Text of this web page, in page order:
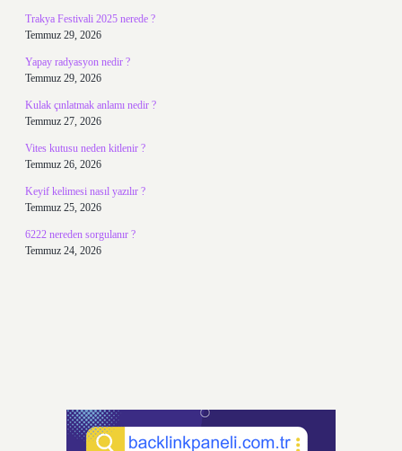
Trakya Festivali 2025 nerede ?
Temmuz 29, 2026
Yapay radyasyon nedir ?
Temmuz 29, 2026
Kulak çınlatmak anlamı nedir ?
Temmuz 27, 2026
Vites kutusu neden kitlenir ?
Temmuz 26, 2026
Keyif kelimesi nasıl yazılır ?
Temmuz 25, 2026
6222 nereden sorgulanır ?
Temmuz 24, 2026